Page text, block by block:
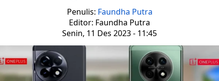
Penulis: Faundha Putra
Editor: Faundha Putra
Senin, 11 Des 2023 - 11:45